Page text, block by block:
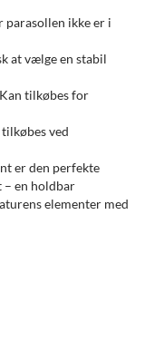
parasollen ikke er i
at vælge en stabil
tilkøbes for
ved
er den perfekte
en holdbar
elementer med